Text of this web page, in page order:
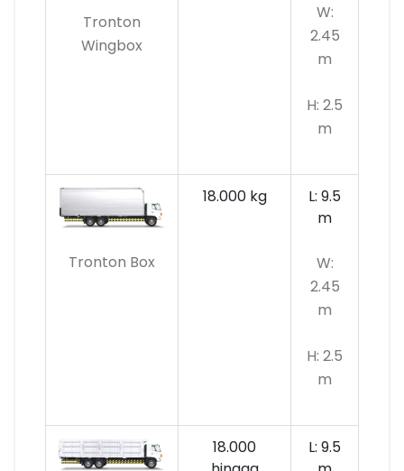
Tronton
Wingbox
W:
2.45
m
H: 2.5
m
Tronton Box
18.000 kg
L: 9.5
m
W:
2.45
m
H: 2.5
m
18.000
L: 9.5